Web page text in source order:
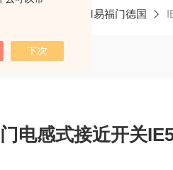
IFM易福门德国
电感式接近开关